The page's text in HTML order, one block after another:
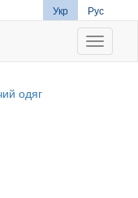
Укр Рус
одяг